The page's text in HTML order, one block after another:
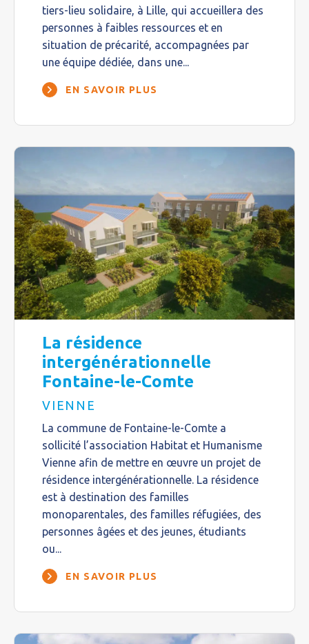
tiers-lieu solidaire, à Lille, qui accueillera des
personnes à faibles ressources et en
situation de précarité, accompagnées par
une équipe dédiée, dans une...
EN SAVOIR PLUS
La résidence
intergénérationnelle
Fontaine-le-Comte
VIENNE
La commune de Fontaine-le-Comte a
sollicité l’association Habitat et Humanisme
Vienne afin de mettre en œuvre un projet de
résidence intergénérationnelle. La résidence
est à destination des familles
monoparentales, des familles réfugiées, des
personnes âgées et des jeunes, étudiants
ou...
EN SAVOIR PLUS